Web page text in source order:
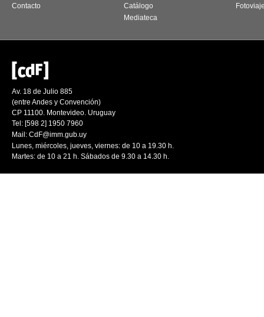
Contacto
Catálogo
Mediateca
Av. 18 de Julio 885
(entre Andes y Convención)
CP 11100. Montevideo. Uruguay
Tel: [598 2] 1950 7960
Mail: CdF@imm.gub.uy
Lunes, miércoles, jueves, viernes: de 10 a 19.30 h.
Martes: de 10 a 21 h. Sábados de 9.30 a 14.30 h.